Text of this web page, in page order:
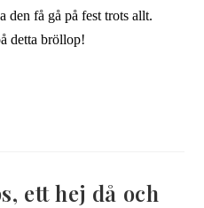
den få gå på fest trots allt.
detta bröllop!
ett hej då och